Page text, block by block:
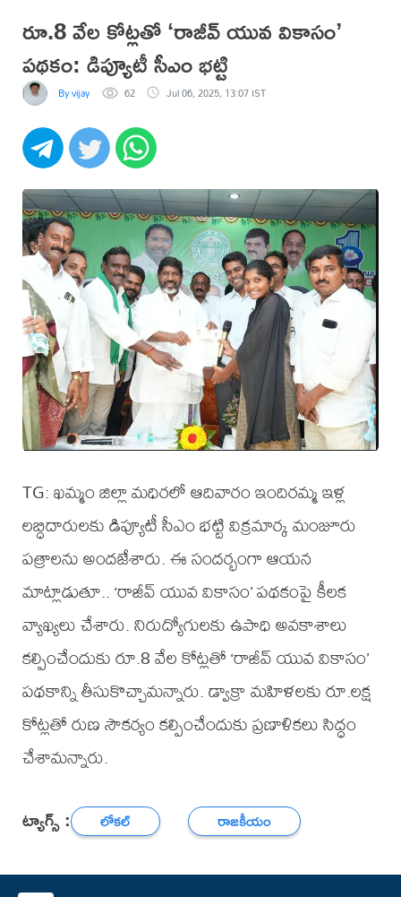
రూ.8 వేల కోట్లతో ‘రాజీవ్ యువ వికాసం’
పథకం: డిప్యూటీ సీఎం భట్టి
By vijay 62 Jul 06, 2025, 13:07 IST
TG: ఖమ్మం జిల్లా మధిరలో ఆదివారం ఇందిరమ్మ ఇళ్ల
లబ్ధిదారులకు డిప్యూటీ సీఎం భట్టి విక్రమార్క మంజూరు
పత్రాలను అందజేశారు. ఈ సందర్భంగా ఆయన
మాట్లాడుతూ.. ‘రాజీవ్ యువ వికాసం’ పథకంపై కీలక
వ్యాఖ్యలు చేశారు. నిరుద్యోగులకు ఉపాధి అవకాశాలు
కల్పించేందుకు రూ.8 వేల కోట్లతో ‘రాజీవ్ యువ వికాసం’
పథకాన్ని తీసుకొచ్చామన్నారు. డ్వాక్రా మహిళలకు రూ.లక్ష
కోట్లతో రుణ సౌకర్యం కల్పించేందుకు ప్రణాళికలు సిద్ధం
చేశామన్నారు.
ట్యాగ్స్ : లోకల్ రాజకీయం